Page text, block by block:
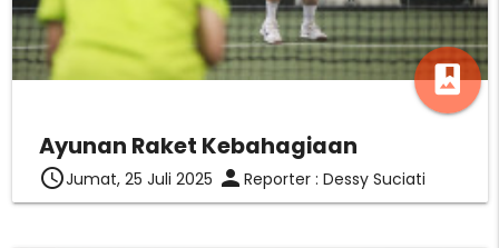
photo_album
Ayunan Raket Kebahagiaan
access_timeJumat, 25 Juli 2025 person Reporter : Dessy Suciati